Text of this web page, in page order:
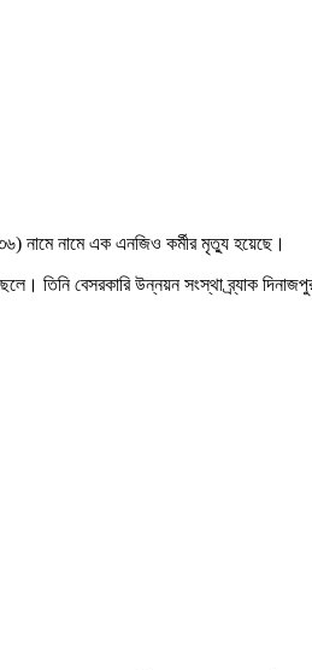
নামে নামে এক এনজিও কর্মীর মৃত্যু হয়েছে।
তিনি বেসরকারি উন্নয়ন সংস্থা ব্র্যাক